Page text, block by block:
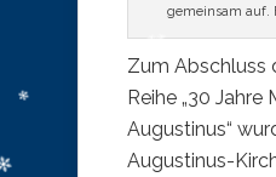
gemeinsam auf.
Zum Abschluss
Reihe „30 Jahre
Augustinus“
Augustinus-